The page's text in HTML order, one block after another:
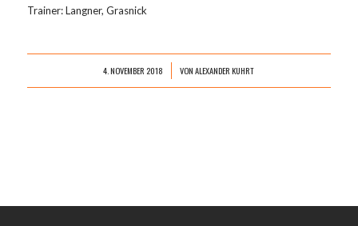
Trainer: Langner, Grasnick
4. NOVEMBER 2018
/ VONALEXANDER KUHRT